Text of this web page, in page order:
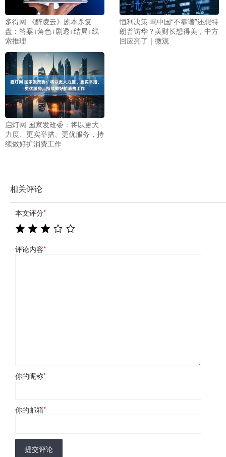
多得网 《醉凌云》剧本杀复
盘：答案+角色+剧透+结局+线
索推理
恒利决策 骂中国“不靠谱”还想特
朗普访华？美财长想得美，中方
回应亮了｜微观
启灯网 国家发改委：将以更大
力度、更实举措、更优服务，持
续做好扩消费工作
相关评论
本文评分*
评论内容*
你的昵称*
你的邮箱*
提交评论